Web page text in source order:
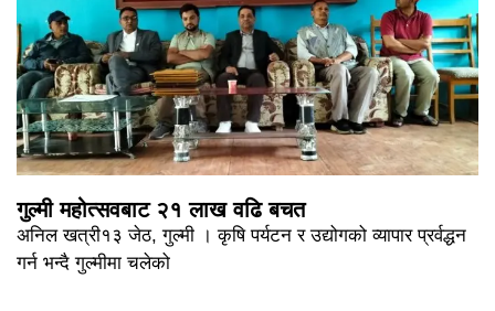
गुल्मी महोत्सवबाट २१ लाख वढि बचत
अनिल खत्री१३ जेठ, गुल्मी । कृषि पर्यटन र उद्योगको व्यापार प्रर्वद्धन
गर्न भन्दै गुल्मीमा चलेको